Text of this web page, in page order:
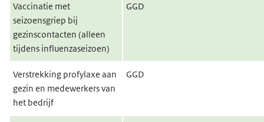
Vaccinatie met
seizoensgriep bij
gezinscontacten (alleen
tijdens influenzaseizoen)
GGD
Verstrekking profylaxe aan
gezin en medewerkers van
het bedrijf
GGD